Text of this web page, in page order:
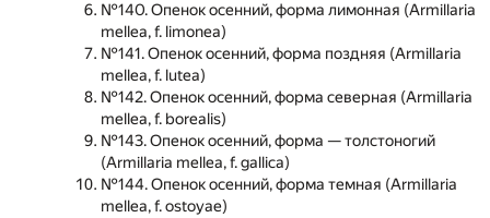
№140. Опенок осенний, форма лимонная (Armillaria
mellea, f. limonea)
№141. Опенок осенний, форма поздняя (Armillaria
mellea, f. lutea)
№142. Опенок осенний, форма северная (Armillaria
mellea, f. borealis)
№143. Опенок осенний, форма — толстоногий
(Armillaria mellea, f. gallica)
№144. Опенок осенний, форма темная (Armillaria
mellea, f. ostoyae)